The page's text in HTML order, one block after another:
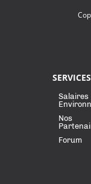
SERVICES
Salaires
Nos
Forum